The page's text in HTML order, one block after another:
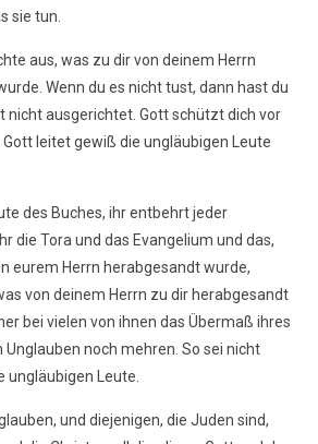
sie tun.
aus, was zu dir von deinem Herrn
Wenn du es nicht tust, dann hast du
nicht ausgerichtet. Gott schützt dich vor
leitet gewiß die ungläubigen Leute
des Buches, ihr entbehrt jeder
die Tora und das Evangelium und das,
eurem Herrn herabgesandt wurde,
von deinem Herrn zu dir herabgesandt
bei vielen von ihnen das Übermaß ihres
Unglauben noch mehren. So sei nicht
ungläubigen Leute.
und diejenigen, die Juden sind,